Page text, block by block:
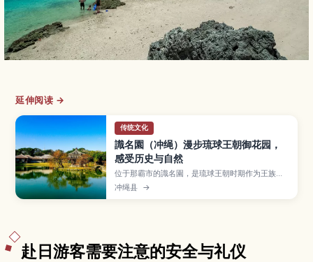
延伸阅读 →
传统文化
識名園（冲绳）漫步琉球王朝御花园，
感受历史与自然
位于那霸市的識名園，是琉球王朝时期作为王族别
邸与接待使节之用而建的庭园，并已列入世界遗
产。文章介绍以池塘与六角堂为中心的庭园景观、
冲绳县 →
赴日游客需要注意的安全与礼仪